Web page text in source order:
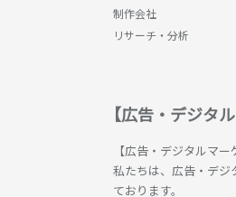
制作会社
リサーチ・分析
【広告・デジ
【広告・デジタルマ
私たちは、広告・デジ
ております。